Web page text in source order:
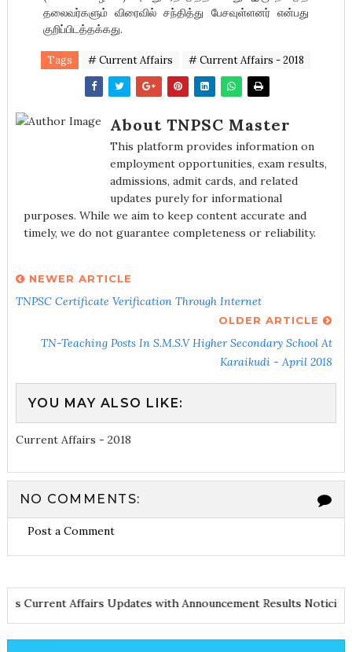
தலைவர்களும் விரைவில் சந்தித்து பேசவுள்ளனர் என்பது
குறிப்பிடத்தக்கது.
Tags # Current Affairs # Current Affairs - 2018
About TNPSC Master
This platform provides information on
employment opportunities, exam results,
admissions, admit cards, and related
updates purely for informational
purposes. While we aim to keep content accurate and
timely, we do not guarantee completeness or reliability.
NEWER ARTICLE
TNPSC Certificate Verification Through Internet
OLDER ARTICLE
TN-Teaching Posts In S.M.S.V Higher Secondary School At
Karaikudi - April 2018
YOU MAY ALSO LIKE:
Current Affairs - 2018
NO COMMENTS:
Post a Comment
Notes Current Affairs Updates with Announcement Results